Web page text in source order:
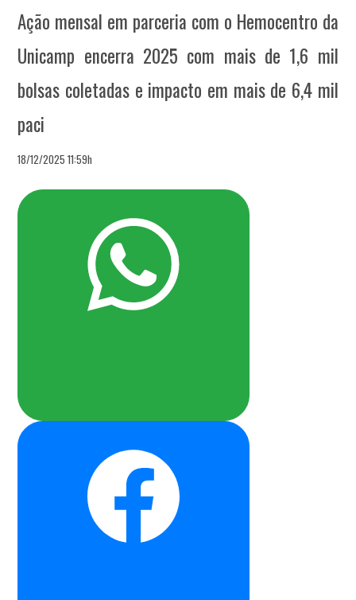
Ação mensal em parceria com o Hemocentro da
Unicamp encerra 2025 com mais de 1,6 mil
bolsas coletadas e impacto em mais de 6,4 mil
paci
18/12/2025 11:59h